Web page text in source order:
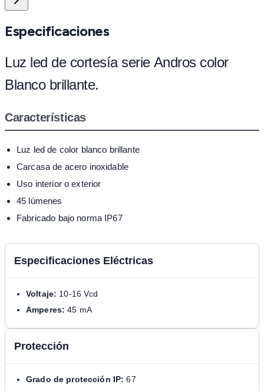
Especificaciones
Luz led de cortesía serie Andros color
Blanco brillante.
Características
Luz led de color blanco brillante
Carcasa de acero inoxidable
Uso interior o exterior
45 lúmenes
Fabricado bajo norma IP67
Especificaciones Eléctricas
Voltaje: 10-16 Vcd
Amperes: 45 mA
Protección
Grado de protección IP: 67